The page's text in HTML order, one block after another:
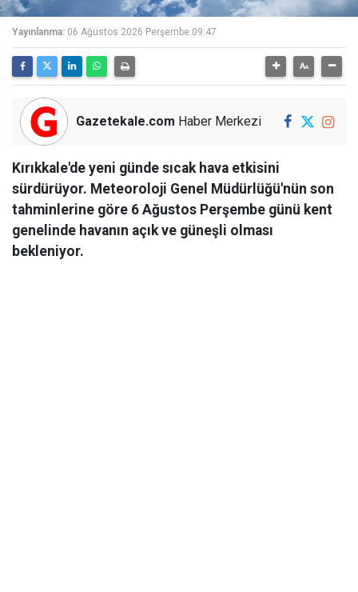
Yayınlanma: 06 Ağustos 2026 Perşembe 09:47
Gazetekale.com Haber Merkezi
Kırıkkale'de yeni günde sıcak hava etkisini
sürdürüyor. Meteoroloji Genel Müdürlüğü'nün son
tahminlerine göre 6 Ağustos Perşembe günü kent
genelinde havanın açık ve güneşli olması
bekleniyor.